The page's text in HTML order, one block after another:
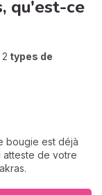
qu'est-ce
types de
bougie est déjà
atteste de votre